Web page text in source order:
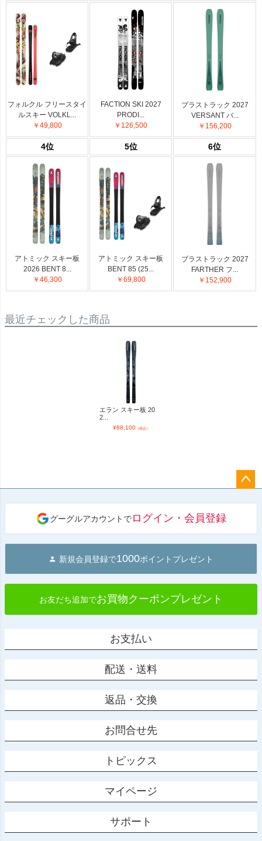
フォルクル フリースタイ
ルスキー VOLKL...
￥49,800
FACTION SKI 2027
PRODI...
￥126,500
ブラストラック 2027
VERSANT バ...
￥156,200
4位 5位 6位
アトミック スキー板
2026 BENT 8...
￥46,300
アトミック スキー板
BENT 85 (25...
￥69,800
ブラストラック 2027
FARTHER フ...
￥152,900
最近チェックした商品
エラン スキー板 20
2...
¥88,100（税込）
へ
グーグルアカウントでログイン・会員登録
新規会員登録で1000ポイントプレゼント
お友だち追加でお買物クーポンプレゼント
お支払い
配送・送料
返品・交換
お問合せ先
トピックス
マイページ
サポート